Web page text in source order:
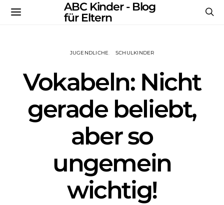
ABC Kinder - Blog
für Eltern
JUGENDLICHE SCHULKINDER
Vokabeln: Nicht
gerade beliebt,
aber so
ungemein
wichtig!